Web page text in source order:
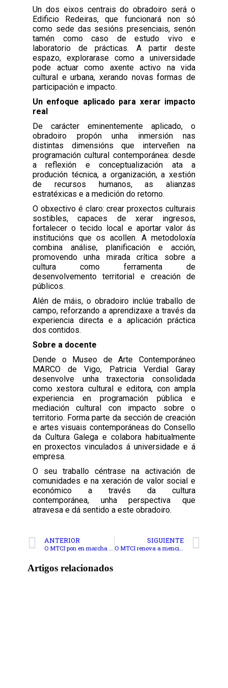
Un dos eixos centrais do obradoiro será o
Edificio Redeiras, que funcionará non só
como sede das sesións presenciais, senón
tamén como caso de estudo vivo e
laboratorio de prácticas. A partir deste
espazo, explorarase como a universidade
pode actuar como axente activo na vida
cultural e urbana, xerando novas formas de
participación e impacto.
Un enfoque aplicado para xerar impacto
real
De carácter eminentemente aplicado, o
obradoiro propón unha inmersión nas
distintas dimensións que interveñen na
programación cultural contemporánea: desde
a reflexión e conceptualización ata a
produción técnica, a organización, a xestión
de recursos humanos, as alianzas
estratéxicas e a medición do retorno.
O obxectivo é claro: crear proxectos culturais
sostibles, capaces de xerar ingresos,
fortalecer o tecido local e aportar valor ás
institucións que os acollen. A metodoloxía
combina análise, planificación e acción,
promovendo unha mirada crítica sobre a
cultura como ferramenta de
desenvolvemento territorial e creación de
públicos.
Alén de máis, o obradoiro inclúe traballo de
campo, reforzando a aprendizaxe a través da
experiencia directa e a aplicación práctica
dos contidos.
Sobre a docente
Dende o Museo de Arte Contemporáneo
MARCO de Vigo, Patricia Verdial Garay
desenvolve unha traxectoria consolidada
como xestora cultural e editora, con ampla
experiencia en programación pública e
mediación cultural con impacto sobre o
territorio. Forma parte da sección de creación
e artes visuais contemporáneas do Consello
da Cultura Galega e colabora habitualmente
en proxectos vinculados á universidade e á
empresa.
O seu traballo céntrase na activación de
comunidades e na xeración de valor social e
económico a través da cultura
contemporánea, unha perspectiva que
atravesa e dá sentido a este obradoiro.
ANTERIOR SIGUIENTE
Artigos relacionados